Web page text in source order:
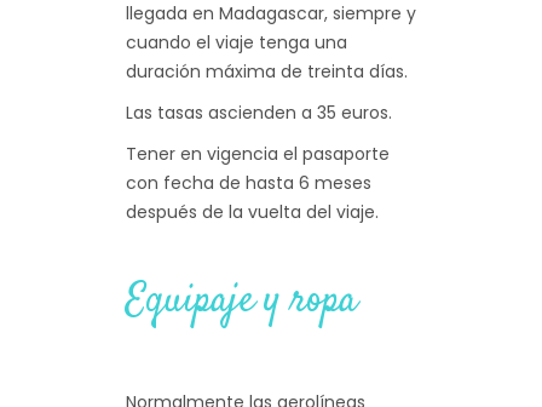
llegada en Madagascar, siempre y
cuando el viaje tenga una
duración máxima de treinta días.
Las tasas ascienden a 35 euros.
Tener en vigencia el pasaporte
con fecha de hasta 6 meses
después de la vuelta del viaje.
Equipaje y ropa
Normalmente las aerolíneas